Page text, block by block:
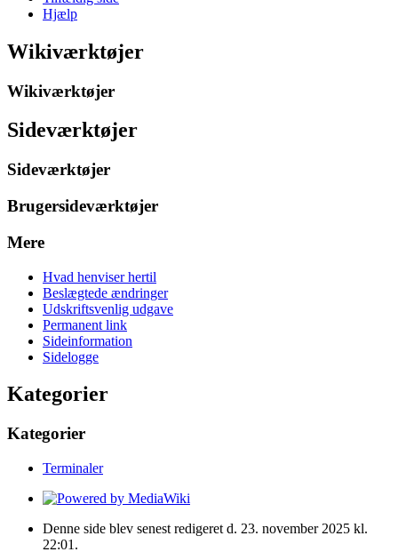
Hjælp
Wikiværktøjer
Wikiværktøjer
Sideværktøjer
Sideværktøjer
Brugersideværktøjer
Mere
Hvad henviser hertil
Beslægtede ændringer
Udskriftsvenlig udgave
Permanent link
Sideinformation
Sidelogge
Kategorier
Kategorier
Terminaler
Denne side blev senest redigeret d. 23. november 2025 kl.
22:01.